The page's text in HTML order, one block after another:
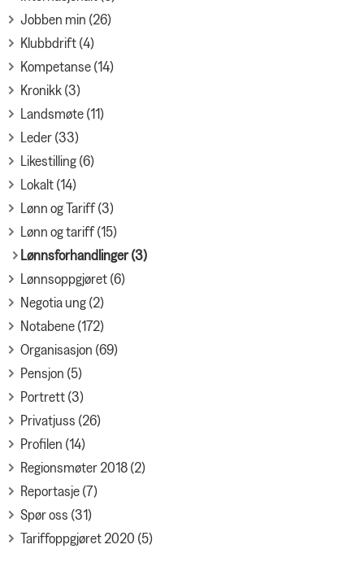
Jobben min (26)
Klubbdrift (4)
Kompetanse (14)
Kronikk (3)
Landsmøte (11)
Leder (33)
Likestilling (6)
Lokalt (14)
Lønn og Tariff (3)
Lønn og tariff (15)
Lønnsforhandlinger (3)
Lønnsoppgjøret (6)
Negotia ung (2)
Notabene (172)
Organisasjon (69)
Pensjon (5)
Portrett (3)
Privatjuss (26)
Profilen (14)
Regionsmøter 2018 (2)
Reportasje (7)
Spør oss (31)
Tariffoppgjøret 2020 (5)